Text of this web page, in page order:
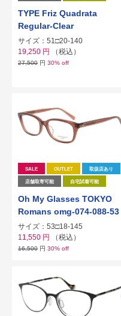
TYPE Friz Quadrata
Regular-Clear
サイズ：51□20-140
19,250 円 （税込）
27,500 円 30% off
SALE OUTLET 取扱店あり
店舗取寄可能 自宅試着可能
Oh My Glasses TOKYO
Romans omg-074-088-53
サイズ：53□18-145
11,550 円 （税込）
16,500 円 30% off